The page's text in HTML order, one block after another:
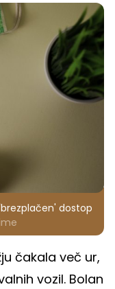
dostop
čakala več ur,
vozil. Bolan